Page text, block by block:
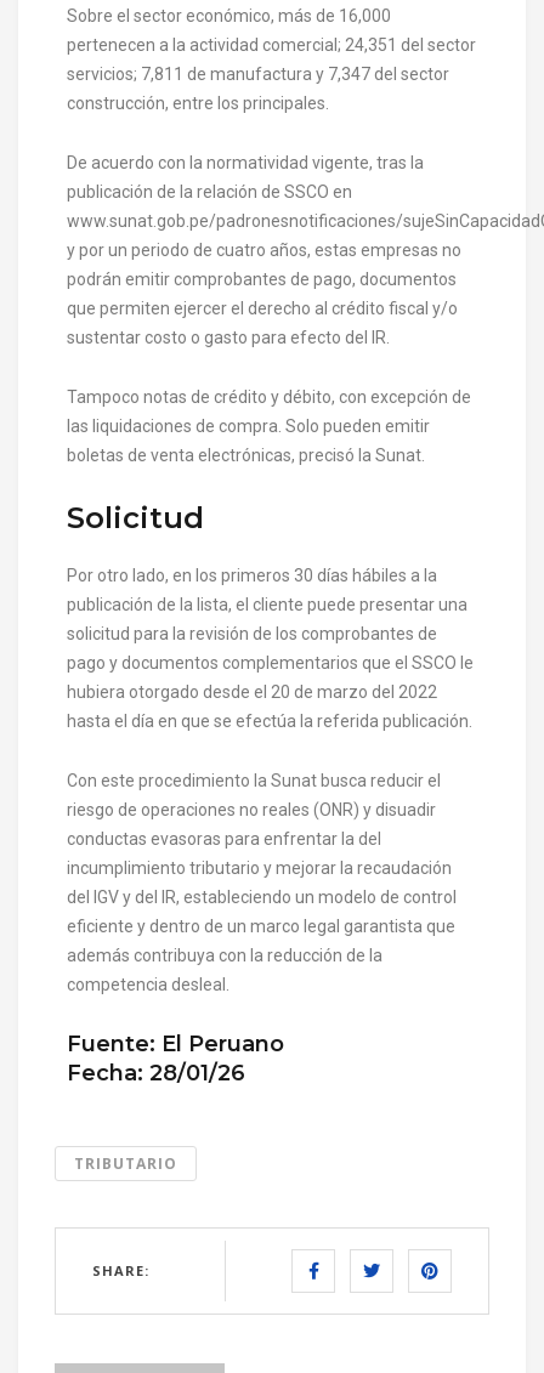
Sobre el sector económico, más de 16,000
pertenecen a la actividad comercial; 24,351 del sector
servicios; 7,811 de manufactura y 7,347 del sector
construcción, entre los principales.
De acuerdo con la normatividad vigente, tras la
publicación de la relación de SSCO en
www.sunat.gob.pe/padronesnotificaciones/
y por un periodo de cuatro años, estas empresas no
podrán emitir comprobantes de pago, documentos
que permiten ejercer el derecho al crédito fiscal y/o
sustentar costo o gasto para efecto del IR.
Tampoco notas de crédito y débito, con excepción de
las liquidaciones de compra. Solo pueden emitir
boletas de venta electrónicas, precisó la Sunat.
Solicitud
Por otro lado, en los primeros 30 días hábiles a la
publicación de la lista, el cliente puede presentar una
solicitud para la revisión de los comprobantes de
pago y documentos complementarios que el SSCO le
hubiera otorgado desde el 20 de marzo del 2022
hasta el día en que se efectúa la referida publicación.
Con este procedimiento la Sunat busca reducir el
riesgo de operaciones no reales (ONR) y disuadir
conductas evasoras para enfrentar la del
incumplimiento tributario y mejorar la recaudación
del IGV y del IR, estableciendo un modelo de control
eficiente y dentro de un marco legal garantista que
además contribuya con la reducción de la
competencia desleal.
Fuente: El Peruano
Fecha: 28/01/26
TRIBUTARIO
SHARE: